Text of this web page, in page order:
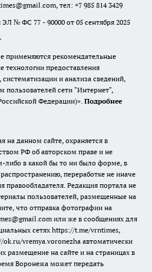
тел: +7 985 814 3429
№ ФС 77 - 90000 от 05 сентября 2025
применяются рекомендательные
предоставления
и анализа сведений,
пользователей сети "Интернет",
Федерации)». Подробнее
на данном сайте, охраняется в
РФ об авторском праве и не
либо в какой бы то ни было форме, в
переработке не иначе
правообладателя. Редакция портала не
пользователей, размещенные на
что отправка фотографии на
или же в сообщениях для
сетях https://t.me/vrntimes,
ok.ru/vremya.voronezha автоматически
размещение на сайте и на страницах в
Воронежа может передать